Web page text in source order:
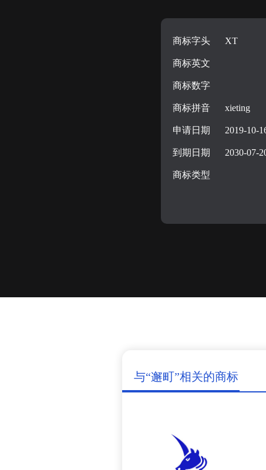
商标字头 XT
商标英文
商标数字
商标拼音 xieting
申请日期 2019-10-
到期日期 2030-07-
商标类型
与“邂町”相关的商标